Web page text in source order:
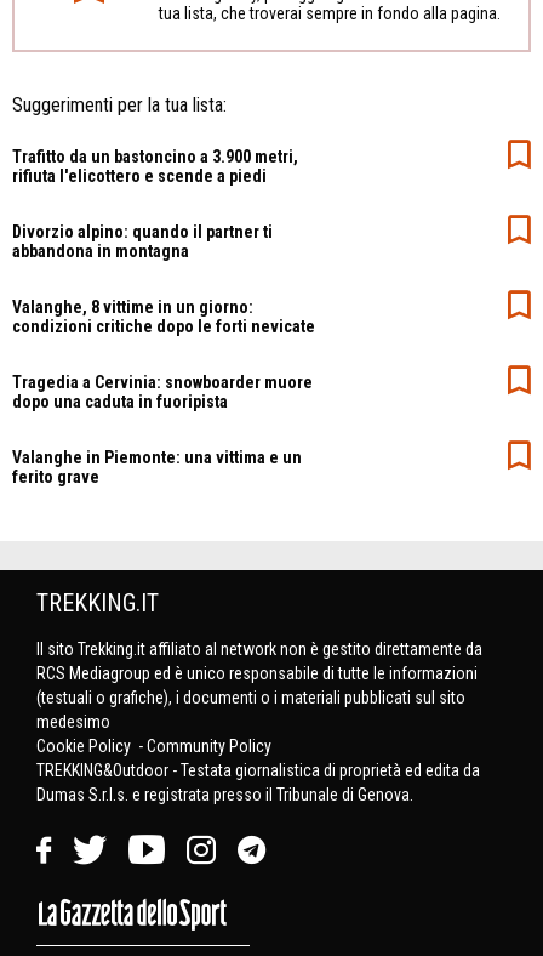
tua lista, che troverai sempre in fondo alla pagina.
Suggerimenti per la tua lista:
Trafitto da un bastoncino a 3.900 metri,
rifiuta l'elicottero e scende a piedi
Divorzio alpino: quando il partner ti
abbandona in montagna
Valanghe, 8 vittime in un giorno:
condizioni critiche dopo le forti nevicate
Tragedia a Cervinia: snowboarder muore
dopo una caduta in fuoripista
Valanghe in Piemonte: una vittima e un
ferito grave
TREKKING.IT
Il sito Trekking.it affiliato al network non è gestito direttamente da
RCS Mediagroup ed è unico responsabile di tutte le informazioni
(testuali o grafiche), i documenti o i materiali pubblicati sul sito
medesimo
Cookie Policy -Community Policy
TREKKING&Outdoor - Testata giornalistica di proprietà ed edita da
Dumas S.r.l.s. e registrata presso il Tribunale di Genova.